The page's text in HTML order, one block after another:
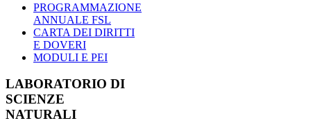
PROGRAMMAZIONE
ANNUALE FSL
CARTA DEI DIRITTI
E DOVERI
MODULI E PEI
LABORATORIO DI
SCIENZE
NATURALI